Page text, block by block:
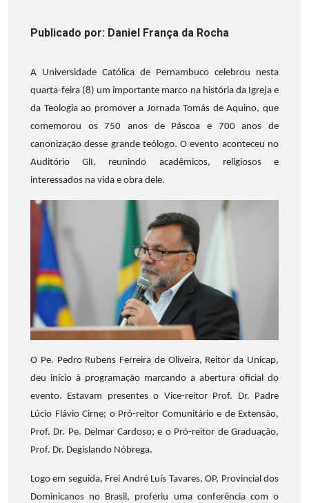
Publicado por: Daniel França da Rocha
A Universidade Católica de Pernambuco celebrou nesta
quarta-feira (8) um importante marco na história da Igreja e
da Teologia ao promover a Jornada Tomás de Aquino, que
comemorou os 750 anos de Páscoa e 700 anos de
canonização desse grande teólogo. O evento aconteceu no
Auditório GlI, reunindo acadêmicos, religiosos e
interessados na vida e obra dele.
O Pe. Pedro Rubens Ferreira de Oliveira, Reitor da Unicap,
deu início à programação marcando a abertura oficial do
evento. Estavam presentes o Vice-reitor Prof. Dr. Padre
Lúcio Flávio Cirne; o Pró-reitor Comunitário e de Extensão,
Prof. Dr. Pe. Delmar Cardoso; e o Pró-reitor de Graduação,
Prof. Dr. Degislando Nóbrega.
Logo em seguida, Frei André Luís Tavares, OP, Provincial dos
Dominicanos no Brasil, proferiu uma conferência com o